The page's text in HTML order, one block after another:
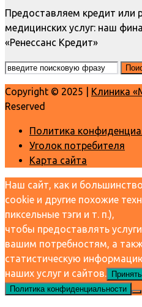
Предоставляем кредит или
медицинских услуг: наш
«Ренессанс Кредит»
Copyright © 2025 | Клиника
Reserved
Политика
Уголок потребителя
Карта сайта
Наш сайт, как и
cookie и другие похожие
пиксельные тэги и т. п.),
чтобы предоставлять
вашим потребностям, а
статистическую
наших услуг и сайтов.
Принять
Политика конфиденциальности